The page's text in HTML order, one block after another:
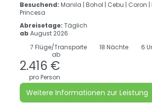
Besuchend: Manila | Bohol | Cebu | Coron |
Princesa
Abreisetage: Täglich
ab August 2026
7 Flüge/Transporte 18 Nächte
6
ab
2.416 €
pro Person
Weitere Informationen zur Leistung